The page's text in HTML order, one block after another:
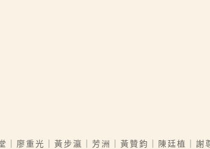
廖重光｜黃步瀛｜芳洲｜黃贊鈞｜陳廷植｜